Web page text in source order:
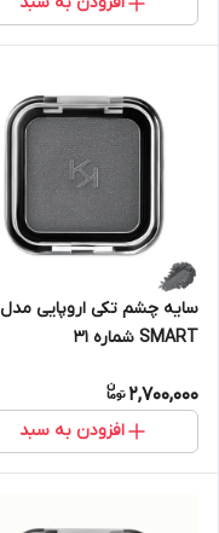
سایه چشم تکی اروپایی مدل
SMART شماره 31
2,700,000
افزودن به سبد